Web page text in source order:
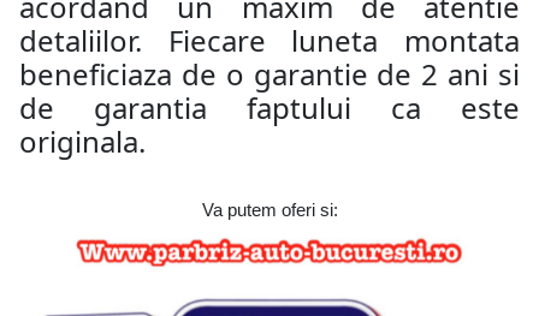
detaliilor. Fiecare luneta montata
beneficiaza de o garantie de 2 ani si
de garantia faptului ca este
originala.
Va putem oferi si: